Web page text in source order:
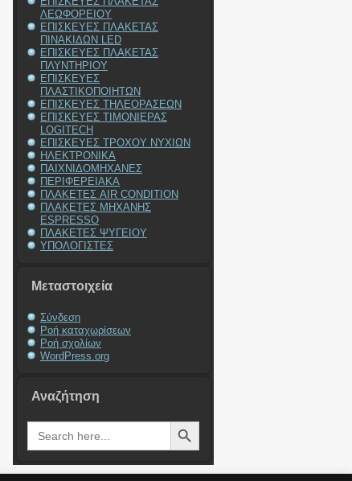
ΛΕΩΦΟΡΕΙΟΥ
ΕΠΙΣΚΕΥΕΣ ΠΛΑΚΕΤΑΣ
ΠΙΝΑΚΙΔΩΝ LED
ΕΠΙΣΚΕΥΕΣ ΠΛΑΚΕΤΑΣ
ΠΛΥΝΤΗΡΙΟΥ
ΕΠΙΣΚΕΥΕΣ
ΠΛΑΣΤΙΚΟΠΟΙΗΤΩΝ
ΕΠΙΣΚΕΥΕΣ ΤΗΛΕΟΡΑΣΕΩΝ
ΕΠΙΣΚΕΥΕΣ ΤΙΜΟΝΙΕΡΑΣ
LOGITECH
ΕΠΙΣΚΕΥΕΣ ΤΡΟΧΟΥ ΝΥΧΙΩΝ
ΗΛΕΚΤΡΟΝΙΚΑ
ΠΑΙΧΝΙΔΟΜΗΧΑΝΕΣ
ΠΕΡΙΦΕΡΕΙΑΚΑ
ΠΛΑΚΕΤΕΣ AIR CONDITION
ΠΛΑΚΕΤΕΣ ΜΗΧΑΝΗΣ
ESPRESSO
ΠΛΑΚΕΤΕΣ ΨΥΓΕΙΟΥ
ΥΠΟΛΟΓΙΣΤΕΣ
Μεταστοιχεία
Σύνδεση
Ροή καταχωρίσεων
Ροή σχολίων
WordPress.org
Αναζήτηση
Search
for:
Search Button